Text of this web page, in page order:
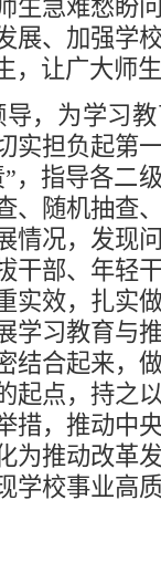
生急难愁盼
展、加强学
，让广大师
，为学习
实担负起第
，指导各二
、随机抽查
情况，发现
干部、年轻
实效，扎实
学习教育与
结合起来，
起点，持之
措，推动中
为推动改革
学校事业高